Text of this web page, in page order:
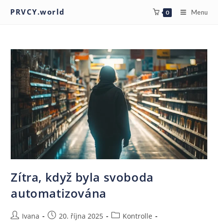
PRVCY.world 0 Menu
Zítra, když byla svoboda
automatizována
Ivana 20. října 2025
Kontrolle